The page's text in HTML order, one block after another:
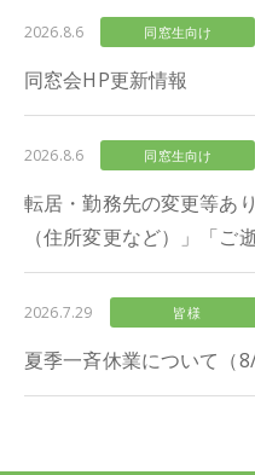
2026.8.6 同窓生向け
同窓会HP更新情報
2026.8.6 同窓生向け
転居・勤務先の変更等あ
（住所変更など）」「ご
2026.7.29 皆様
夏季一斉休業について（